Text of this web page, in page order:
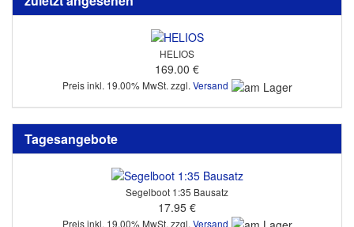
HELIOS
169.00 €
Preis inkl. 19.00% MwSt. zzgl.Versand
Tagesangebote
Segelboot 1:35 Bausatz
17.95 €
Preis inkl. 19.00% MwSt. zzgl. Versand